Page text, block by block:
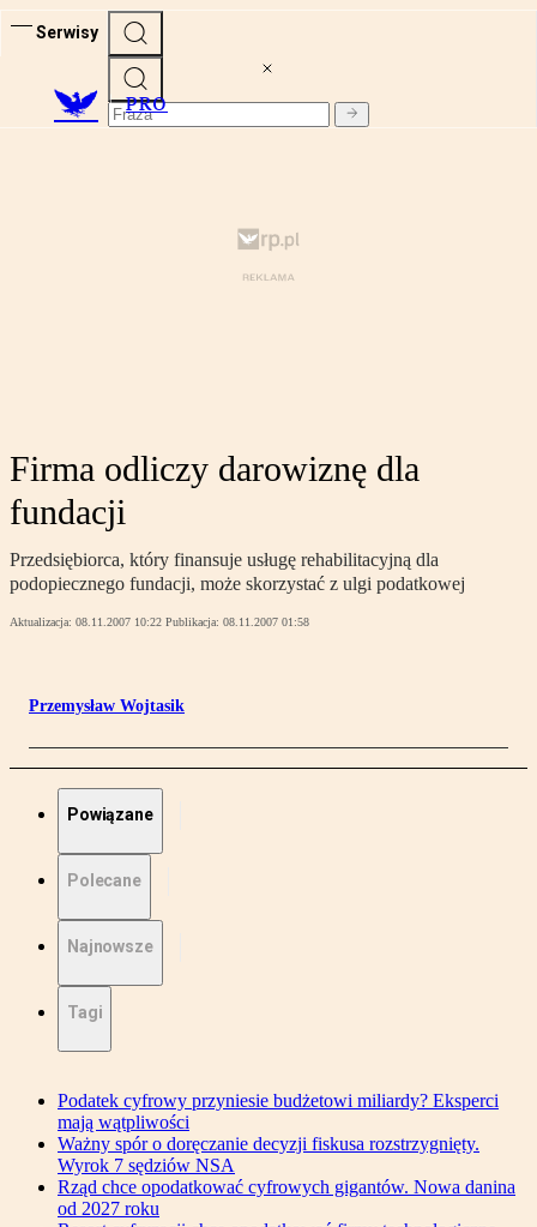
Serwisy
PRO
Firma odliczy darowiznę dla
fundacji
Przedsiębiorca, który finansuje usługę rehabilitacyjną dla
podopiecznego fundacji, może skorzystać z ulgi podatkowej
Aktualizacja: 08.11.2007 10:22 Publikacja: 08.11.2007 01:58
Przemysław Wojtasik
Powiązane
Polecane
Najnowsze
Tagi
Podatek cyfrowy przyniesie budżetowi miliardy? Eksperci
mają wątpliwości
Ważny spór o doręczanie decyzji fiskusa rozstrzygnięty.
Wyrok 7 sędziów NSA
Rząd chce opodatkować cyfrowych gigantów. Nowa danina
od 2027 roku